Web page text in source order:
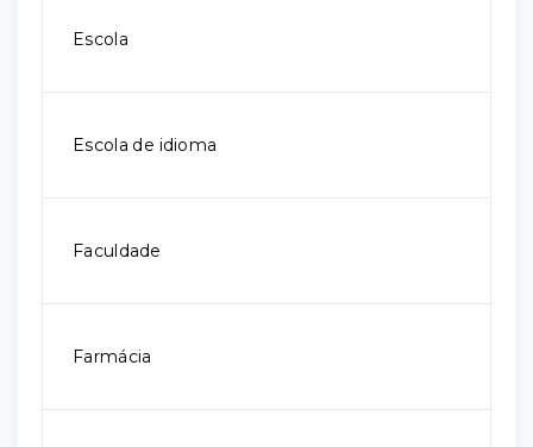
Escola
Escola de idioma
Faculdade
Farmácia